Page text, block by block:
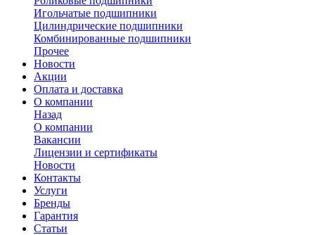
Игольчатые подшипники
Цилиндрические подшипники
Комбинированные подшипники
Прочее
Новости
Акции
Оплата и доставка
О компании
Назад
О компании
Вакансии
Лицензии и сертификаты
Новости
Контакты
Услуги
Бренды
Гарантия
Статьи